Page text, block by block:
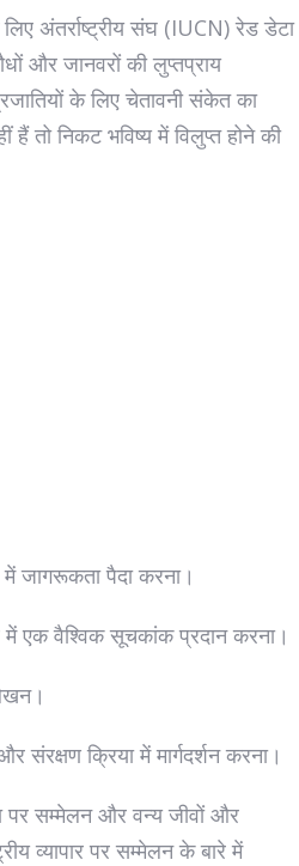
अंतर्राष्ट्रीय संघ (IUCN) रेड डेटा
और जानवरों की लुप्तप्राय
के लिए चेतावनी संकेत का
हैं तो निकट भविष्य में विलुप्त होने की
जागरूकता पैदा करना।
में एक वैश्विक सूचकांक प्रदान करना।
क्रिया में मार्गदर्शन करना।
पर सम्मेलन और वन्य जीवों और
व्यापार पर सम्मेलन के बारे में